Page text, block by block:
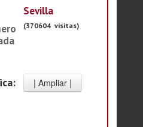
Sevilla
(370604 visitas)